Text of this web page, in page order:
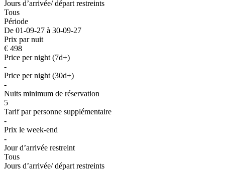
Jours d’arrivée/ départ restreints
Tous
Période
De 01-09-27 à 30-09-27
Prix par nuit
€ 498
Price per night (7d+)
-
Price per night (30d+)
-
Nuits minimum de réservation
5
Tarif par personne supplémentaire
-
Prix le week-end
-
Jour d’arrivée restreint
Tous
Jours d’arrivée/ départ restreints